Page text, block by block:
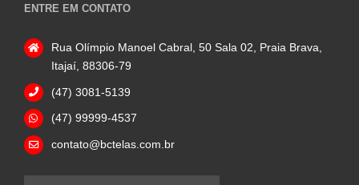
ENTRE EM CONTATO
Rua Olímpio Manoel Cabral, 50 Sala 02, Praia Brava,
Itajaí, 88306-79
(47) 3081-5139
(47) 99999-4537
contato@bctelas.com.br